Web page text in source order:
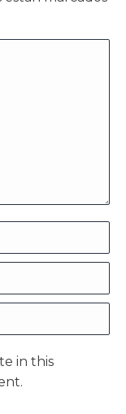
in this